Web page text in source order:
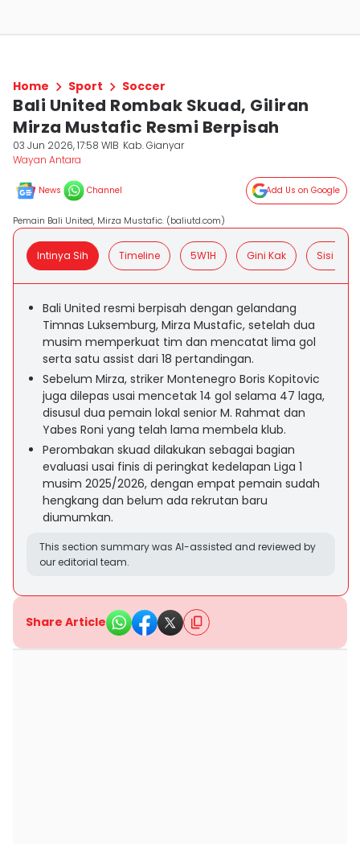
Home Sport Soccer
Bali United Rombak Skuad, Giliran
Mirza Mustafic Resmi Berpisah
03 Jun 2026, 17:58 WIB Kab. Gianyar
Wayan Antara
News Channel Add Us on Google
Pemain Bali United, Mirza Mustafic. (baliutd.com)
Intinya Sih Timeline 5W1H Gini Kak Sisi
Bali United resmi berpisah dengan gelandang
Timnas Luksemburg, Mirza Mustafic, setelah dua
musim memperkuat tim dan mencatat lima gol
serta satu assist dari 18 pertandingan.
Sebelum Mirza, striker Montenegro Boris Kopitovic
juga dilepas usai mencetak 14 gol selama 47 laga,
disusul dua pemain lokal senior M. Rahmat dan
Yabes Roni yang telah lama membela klub.
Perombakan skuad dilakukan sebagai bagian
evaluasi usai finis di peringkat kedelapan Liga 1
musim 2025/2026, dengan empat pemain sudah
hengkang dan belum ada rekrutan baru
diumumkan.
This section summary was AI-assisted and reviewed by
our editorial team.
Share Article